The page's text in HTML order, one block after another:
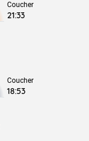
Coucher
21:33
Coucher
18:53